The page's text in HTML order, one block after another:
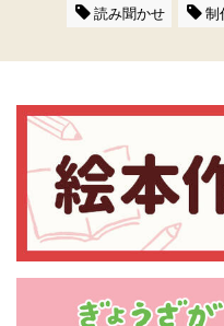
読み聞かせ
制